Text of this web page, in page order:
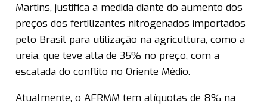
Martins, justifica a medida diante do aumento dos
preços dos fertilizantes nitrogenados importados
pelo Brasil para utilização na agricultura, como a
ureia, que teve alta de 35% no preço, com a
escalada do conflito no Oriente Médio.
Atualmente, o AFRMM tem alíquotas de 8% na